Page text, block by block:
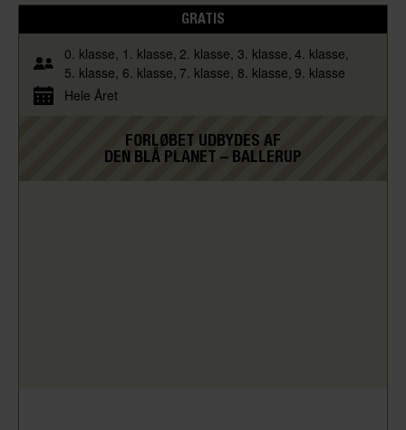
GRATIS
0. klasse 1. klasse 2. klasse 3. klasse 4. klasse
5. klasse 6. klasse 7. klasse 8. klasse 9. klasse
Hele Året
FORLØBET UDBYDES AF
DEN BLÅ PLANET – BALLERUP